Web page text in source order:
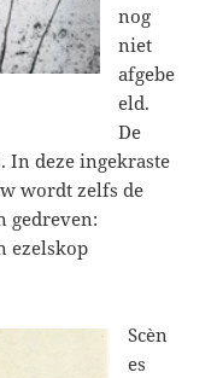
nog
niet
afgebe
eld.
De
In deze ingekraste
wordt zelfs de
gedreven:
ezelskop
Scèn
es